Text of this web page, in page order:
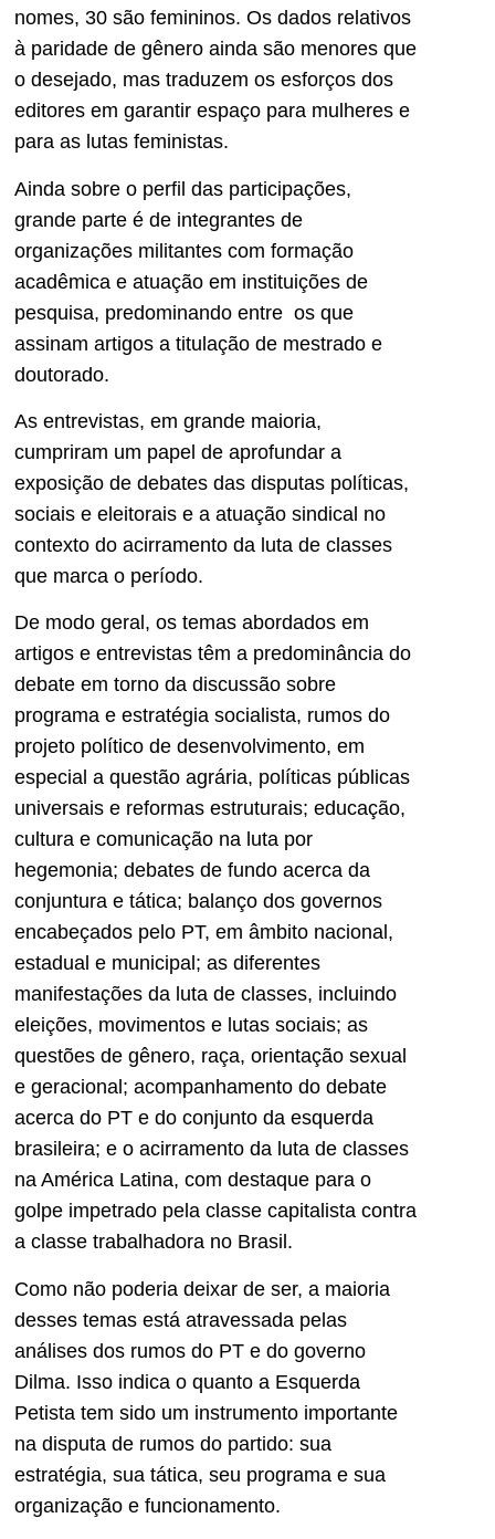
nomes, 30 são femininos. Os dados relativos
à paridade de gênero ainda são menores que
o desejado, mas traduzem os esforços dos
editores em garantir espaço para mulheres e
para as lutas feministas.
Ainda sobre o perfil das participações,
grande parte é de integrantes de
organizações militantes com formação
acadêmica e atuação em instituições de
pesquisa, predominando entre os que
assinam artigos a titulação de mestrado e
doutorado.
As entrevistas, em grande maioria,
cumpriram um papel de aprofundar a
exposição de debates das disputas políticas,
sociais e eleitorais e a atuação sindical no
contexto do acirramento da luta de classes
que marca o período.
De modo geral, os temas abordados em
artigos e entrevistas têm a predominância do
debate em torno da discussão sobre
programa e estratégia socialista, rumos do
projeto político de desenvolvimento, em
especial a questão agrária, políticas públicas
universais e reformas estruturais; educação,
cultura e comunicação na luta por
hegemonia; debates de fundo acerca da
conjuntura e tática; balanço dos governos
encabeçados pelo PT, em âmbito nacional,
estadual e municipal; as diferentes
manifestações da luta de classes, incluindo
eleições, movimentos e lutas sociais; as
questões de gênero, raça, orientação sexual
e geracional; acompanhamento do debate
acerca do PT e do conjunto da esquerda
brasileira; e o acirramento da luta de classes
na América Latina, com destaque para o
golpe impetrado pela classe capitalista contra
a classe trabalhadora no Brasil.
Como não poderia deixar de ser, a maioria
desses temas está atravessada pelas
análises dos rumos do PT e do governo
Dilma. Isso indica o quanto a Esquerda
Petista tem sido um instrumento importante
na disputa de rumos do partido: sua
estratégia, sua tática, seu programa e sua
organização e funcionamento.